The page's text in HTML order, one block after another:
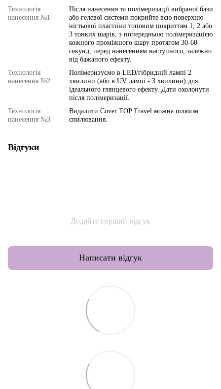
Технологія
нанесення №1
Після нанесення та полімеризації вибраної бази
або гелевої системи покрийте всю поверхню
нігтьової пластини топовим покриттям 1, 2 або
3 тонких шарів, з попередньою полімеризацією
кожного проміжного шару протягом 30-60
секунд, перед нанесенням наступного, залежно
від бажаного ефекту.
Технологія
нанесення №2
Полімеризуємо в LED/гібридній лампі 2
хвилини (або в UV лампі - 3 хвилини) для
ідеального глянцевого ефекту. Дати охолонути
після полімеризації.
Технологія
нанесення №3
Видалити Cover TOP Travel можна шляхом
спилювання.
Відгуки
Додайте перший відгук
Написати відгук